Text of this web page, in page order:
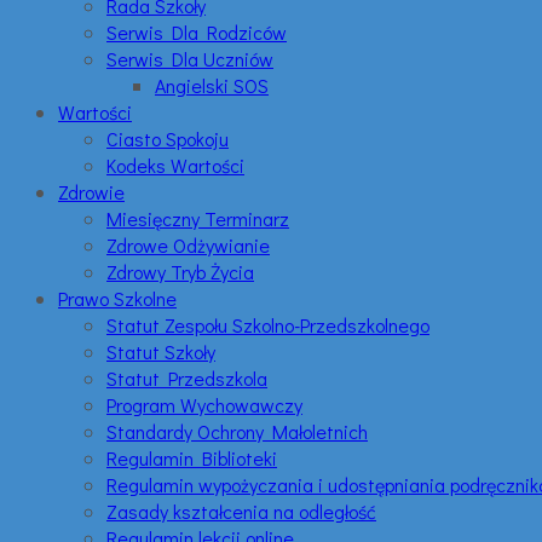
Rada Szkoły
Serwis Dla Rodziców
Serwis Dla Uczniów
Angielski SOS
Wartości
Ciasto Spokoju
Kodeks Wartości
Zdrowie
Miesięczny Terminarz
Zdrowe Odżywianie
Zdrowy Tryb Życia
Prawo Szkolne
Statut Zespołu Szkolno-Przedszkolnego
Statut Szkoły
Statut Przedszkola
Program Wychowawczy
Standardy Ochrony Małoletnich
Regulamin Biblioteki
Regulamin wypożyczania i udostępniania
Zasady kształcenia na odległość